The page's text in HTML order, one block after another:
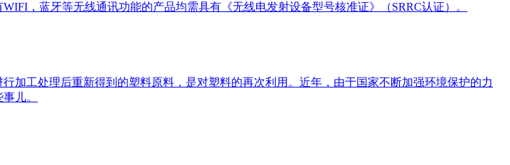
，蓝牙等无线通讯功能的产品均需具有《无线电发射设备型号核准证》（SRRC认证）。
加工处理后重新得到的塑料原料，是对塑料的再次利用。近年，由于国家不断加强环境保护的力
儿。